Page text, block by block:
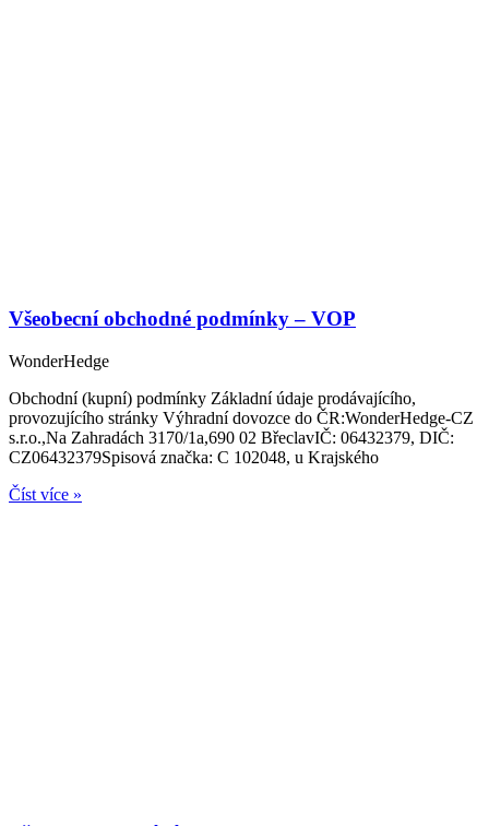
Všeobecní obchodné podmínky – VOP
WonderHedge
Obchodní (kupní) podmínky Základní údaje prodávajícího,
provozujícího stránky Výhradní dovozce do ČR:WonderHedge-CZ
s.r.o.,Na Zahradách 3170/1a,690 02 BřeclavIČ: 06432379, DIČ:
CZ06432379Spisová značka: C 102048, u Krajského
Číst více »